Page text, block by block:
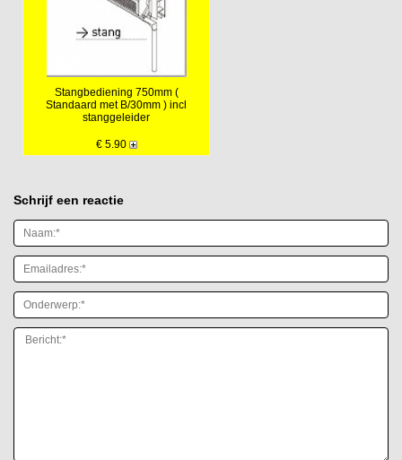
Stangbediening 750mm (
Standaard met B/30mm ) incl
stanggeleider
€ 5.90
Schrijf een reactie